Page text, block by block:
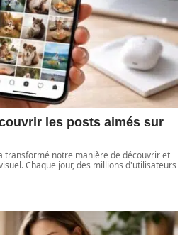
les posts aimés sur
transformé notre manière de découvrir et
Chaque jour, des millions d'utilisateurs